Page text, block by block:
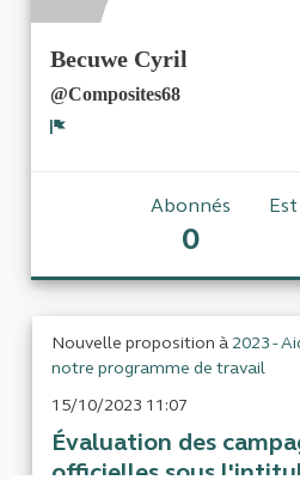
Becuwe Cyril
@Composites68
Abonnés
0
Nouvelle proposition à2023 -
notre programme de travail
15/10/2023 11:07
Évaluation des
officielles sous